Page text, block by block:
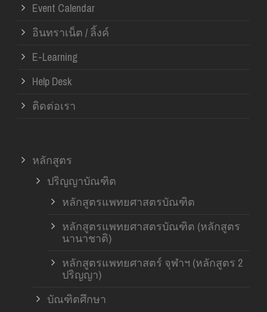
Event Calendar
อินทราเน็ต / ลิ้งค์
E-Learning
Help Desk
ติดต่อเรา
หลักสูตร
ปริญญาบัณฑิต
หลักสูตรแพทยศาสตรบัณฑิต
หลักสูตรแพทยศาสตรบัณฑิต (หลักสูตร
นานาชาติ)
หลักสูตรแพทยศาสตร์ จุฬาฯ (หลักสูตร 2
ปริญญา)
บัณฑิตศึกษา